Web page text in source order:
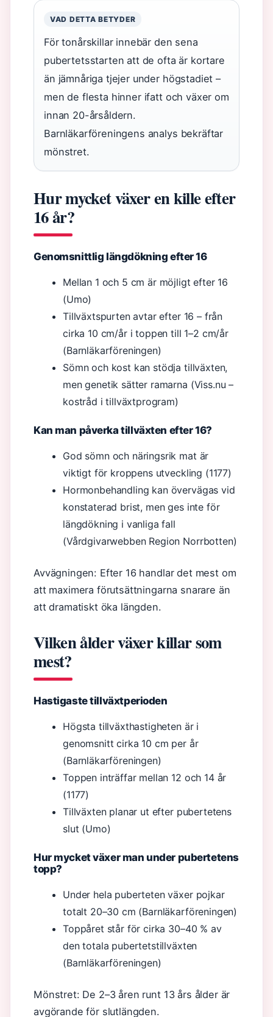
VAD DETTA BETYDER
För tonårskillar innebär den sena
pubertetsstarten att de ofta är kortare
än jämnåriga tjejer under högstadiet –
men de flesta hinner ifatt och växer om
innan 20-årsåldern.
Barnläkarföreningens analys bekräftar
mönstret.
Hur mycket växer en kille efter
16 år?
Genomsnittlig längdökning efter 16
Mellan 1 och 5 cm är möjligt efter 16
(Umo)
Tillväxtspurten avtar efter 16 – från
cirka 10 cm/år i toppen till 1–2 cm/år
(Barnläkarföreningen)
Sömn och kost kan stödja tillväxten,
men genetik sätter ramarna (Viss.nu –
kostråd i tillväxtprogram)
Kan man påverka tillväxten efter 16?
God sömn och näringsrik mat är
viktigt för kroppens utveckling (1177)
Hormonbehandling kan övervägas vid
konstaterad brist, men ges inte för
längdökning i vanliga fall
(Vårdgivarwebben Region Norrbotten)
Avvägningen: Efter 16 handlar det mest om
att maximera förutsättningarna snarare än
att dramatiskt öka längden.
Vilken ålder växer killar som
mest?
Hastigaste tillväxtperioden
Högsta tillväxthastigheten är i
genomsnitt cirka 10 cm per år
(Barnläkarföreningen)
Toppen inträffar mellan 12 och 14 år
(1177)
Tillväxten planar ut efter pubertetens
slut (Umo)
Hur mycket växer man under pubertetens
topp?
Under hela puberteten växer pojkar
totalt 20–30 cm (Barnläkarföreningen)
Toppåret står för cirka 30–40 % av
den totala pubertetstillväxten
(Barnläkarföreningen)
Mönstret: De 2–3 åren runt 13 års ålder är
avgörande för slutlängden.